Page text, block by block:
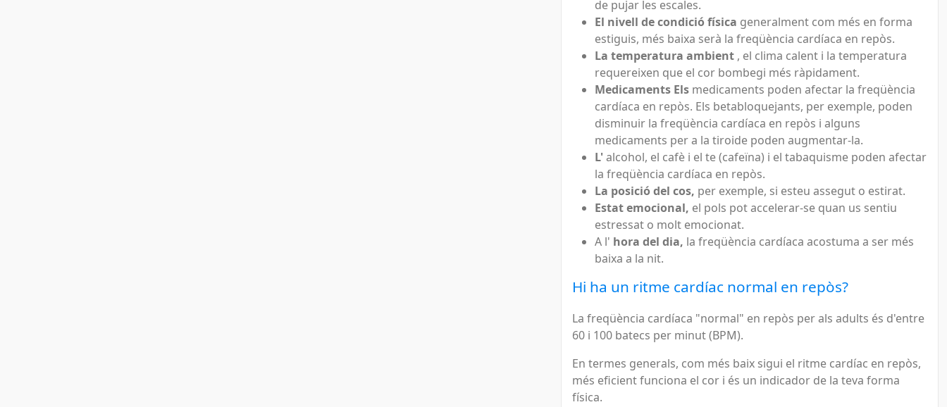
de pujar les escales.
El nivell de condició física generalment com més en forma
estiguis, més baixa serà la freqüència cardíaca en repòs.
La temperatura ambient , el clima calent i la temperatura
requereixen que el cor bombegi més ràpidament.
Medicaments Els medicaments poden afectar la freqüència
cardíaca en repòs. Els betabloquejants, per exemple, poden
disminuir la freqüència cardíaca en repòs i alguns
medicaments per a la tiroide poden augmentar-la.
L'alcohol, el cafè i el te (cafeïna) i el tabaquisme poden afectar
la freqüència cardíaca en repòs.
La posició del cos, per exemple, si esteu assegut o estirat.
Estat emocional, el pols pot accelerar-se quan us sentiu
estressat o molt emocionat.
A l' hora del dia, la freqüència cardíaca acostuma a ser més
baixa a la nit.
Hi ha un ritme cardíac normal en repòs?
La freqüència cardíaca "normal" en repòs per als adults és d'entre
60 i 100 batecs per minut (BPM).
En termes generals, com més baix sigui el ritme cardíac en repòs,
més eficient funciona el cor i és un indicador de la teva forma
física.